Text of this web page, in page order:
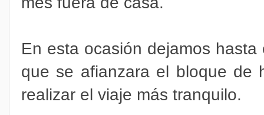
En esta ocasión dejamos
que se afianzara el bloque de
realizar el viaje más tranquilo.